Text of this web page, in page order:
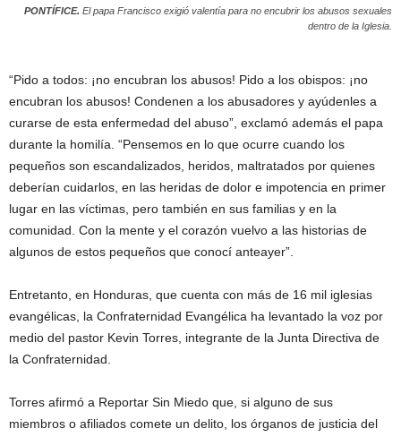
PONTÍFICE. El papa Francisco exigió valentía para no encubrir los abusos sexuales
dentro de la Iglesia.
“Pido a todos: ¡no encubran los abusos! Pido a los obispos: ¡no
encubran los abusos! Condenen a los abusadores y ayúdenles a
curarse de esta enfermedad del abuso”, exclamó además el papa
durante la homilía. “Pensemos en lo que ocurre cuando los
pequeños son escandalizados, heridos, maltratados por quienes
deberían cuidarlos, en las heridas de dolor e impotencia en primer
lugar en las víctimas, pero también en sus familias y en la
comunidad. Con la mente y el corazón vuelvo a las historias de
algunos de estos pequeños que conocí anteayer”.
Entretanto, en Honduras, que cuenta con más de 16 mil iglesias
evangélicas, la Confraternidad Evangélica ha levantado la voz por
medio del pastor Kevin Torres, integrante de la Junta Directiva de
la Confraternidad.
Torres afirmó a Reportar Sin Miedo que, si alguno de sus
miembros o afiliados comete un delito, los órganos de justicia del